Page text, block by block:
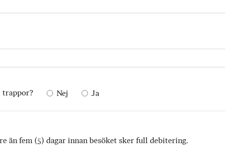
trappor? Nej Ja
än fem (5) dagar innan besöket sker full debitering.